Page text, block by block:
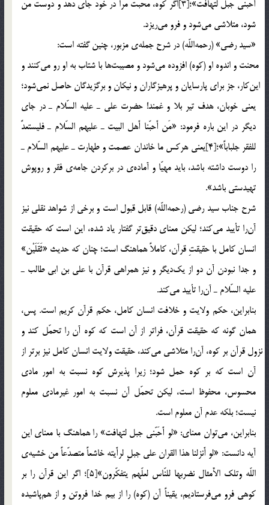
أَحَبَّني جَبَل لتهافت»؛[3]اگر كوه، محبّت مرا در خود جاي دهد و دوست من
شود، متلاشي مي‎شود و فرو مي‎ريزد.
«سيد رضي» (رحمه‎اللّه) در شرح جمله‌ي مزبور، چنين گفته است:
محنت و اندوه او (كوه) افزوده مي‎شود و مصيبت‎ها با شتاب به او رو مي‎كنند و
اين‎كار، جز براي پارسايان و پرهيزگاران و نيكان و برگزيدگان حاصل نمي‎شود؛
يعني خوبان، هدف تير بلا و غمند! حضرت علي ـ عليه السّلام ـ در جاي
ديگر در اين باره فرمود: «مَن أَحبّنا أَهل البيت ـ عليهم السّلام ـ فليستعدً
للفقر جلباباً»؛[4]يعني هركس ما خاندان عصمت و طهارت ـ عليهم السّلام ـ
را دوست داشته باشد، بايد مهيّا و آماده‌ي در بركردن جامه‌ي فقر و روپوش
تهي‏دستي باشد».
شرح جناب سيد رضي (رحمه‎اللّه) قابل قبول است و برخي از شواهد نقلي نيز
آن‎را تأييد مي‎كند؛ ليكن معناي دقيق‎تر گفتار ياد شده، اين است كه حقيقت
انسان كامل با حقيقتِ قرآن، كاملاً هماهنگ است؛ چنان كه حديث «ثَقَلَيْن»
و جدا نبودن آن دو از يك‎ديگر و نيز همراهي قرآن با علي بن ابي‎ طالب ـ
عليه السّلام ـ آن‎را تأييد مي‎كند.
بنابراين، حكم ولايت و خلافت انسان كامل، حكم قرآن كريم است. پس،
همان گونه كه حقيقت قرآن، فراتر از آن است كه كوه آن را تحمّل كند و
نزول قرآن بر كوه، آن‎را متلاشي مي‎كند، حقيقت ولايت انسان كامل نيز برتر از
آن است كه بر كوه حمل شود؛ زيرا پذيرش كوه نسبت به امور مادي
محسوس، محفوظ است، ليكن تحمّل آن نسبت به امور غيرمادي معلوم
نيست؛ بلكه عدم آن معلوم است.
بنابراين، مي‎توان معناي: «لو أَحَبّني جبل لتهافت» را هماهنگ با معناي اين
آيه دانست: «لو أَنزلنا هذا القران علي جبلٍ لرأَيته خاشعاً متصدّعاً من خشيه‌ي
اللّه وتلك الأَمثال نضربها للنّاس لعلّهم يتفكّرون»[5]؛ اگر اين قرآن را بر
كوهي فرو مي‎فرستاديم، يقيناً آن (كوه) را از بيم خدا فروتن و از هم‎پاشيده